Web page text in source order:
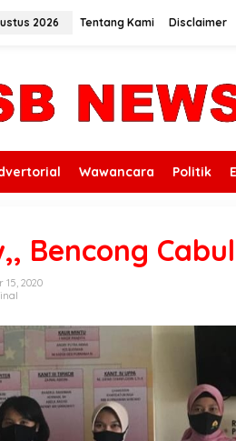
2026 Tentang Kami Disclaimer
Wawancara Politik
Bencong
15, 2020